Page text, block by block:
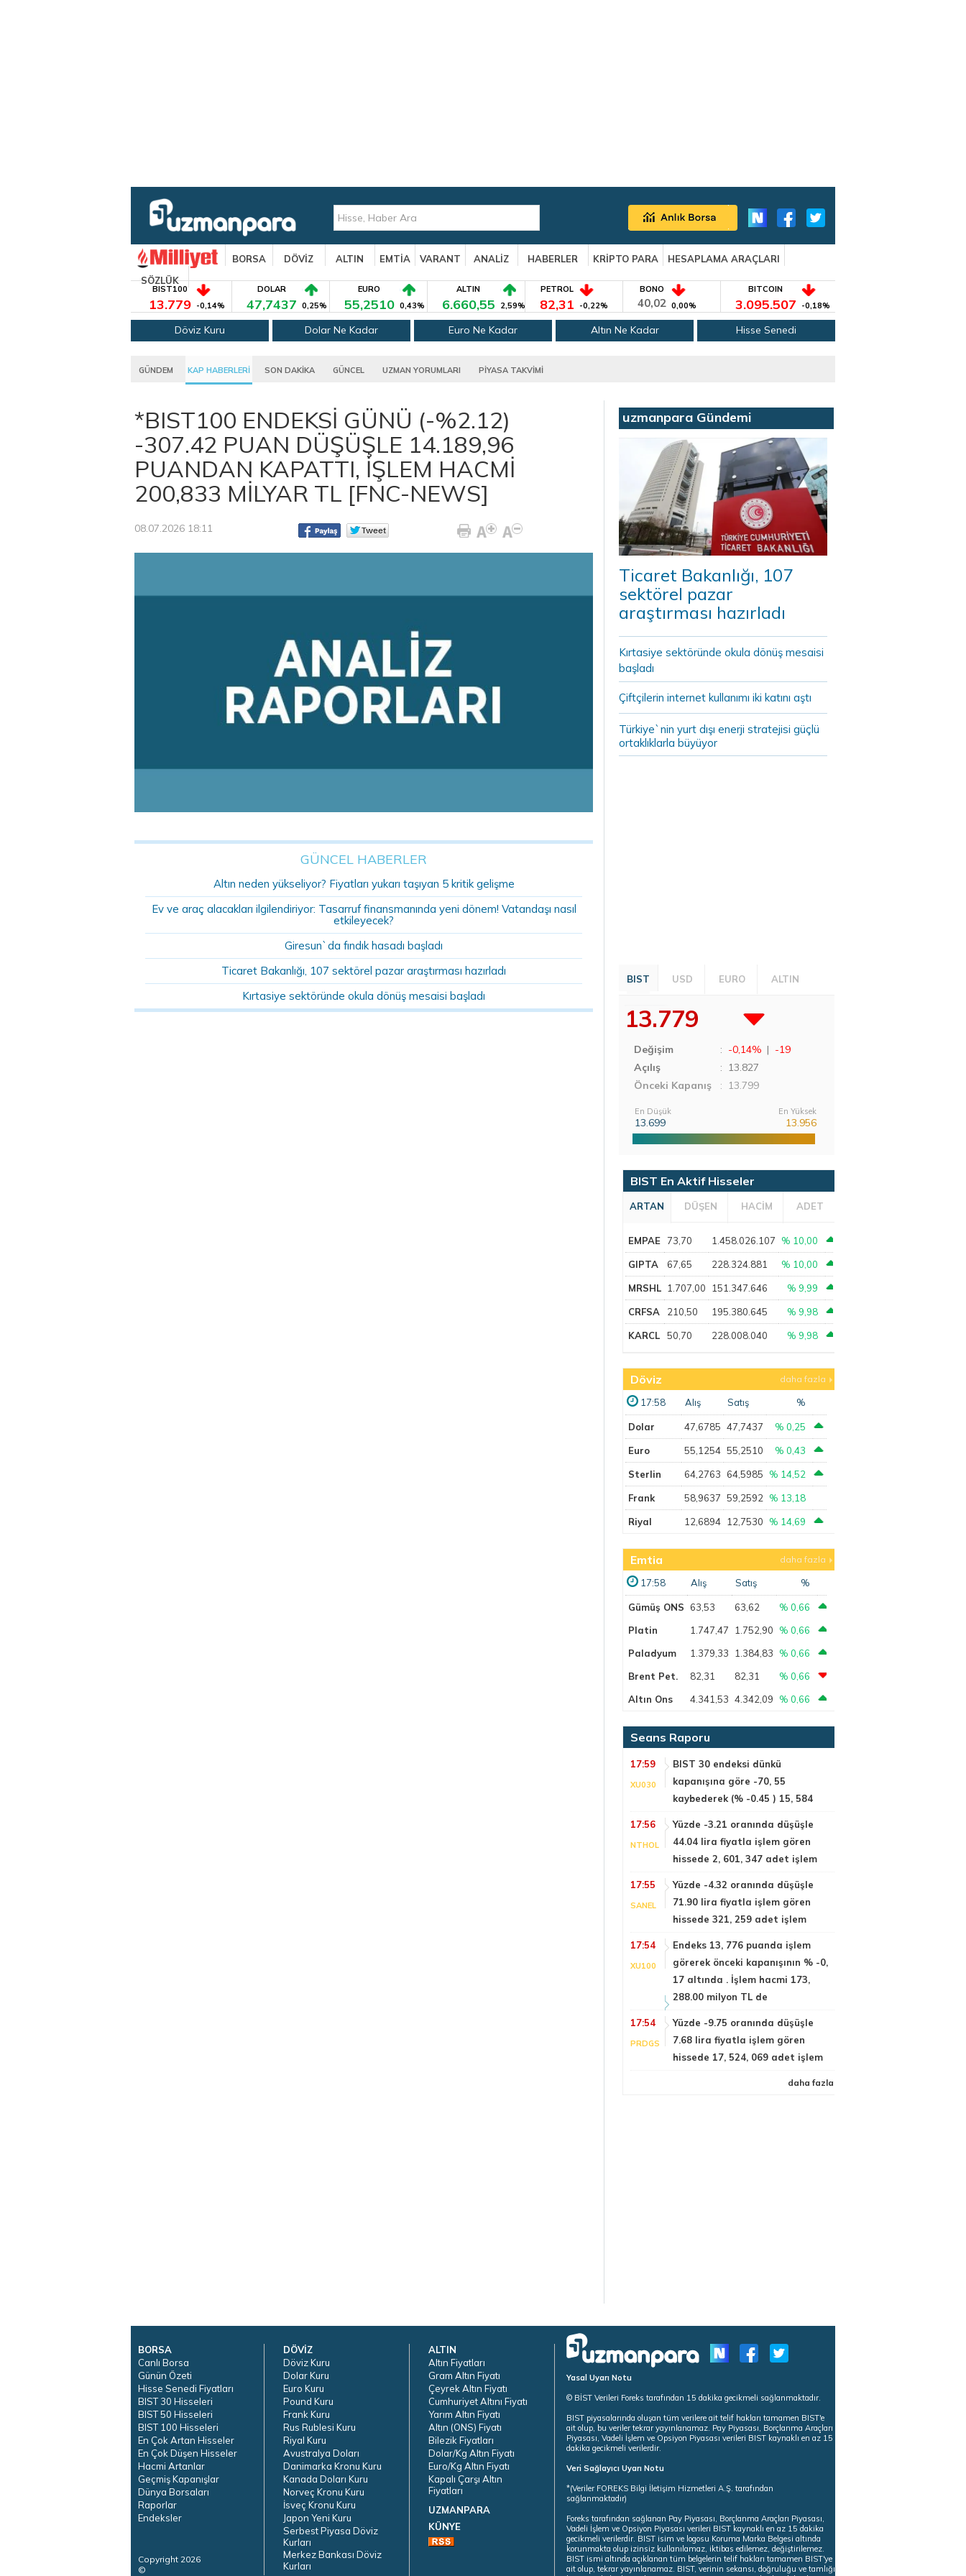
BORSA DÖVİZ ALTIN EMTİA VARANT ANALİZ HABERLER KRİPTO PARA
HESAPLAMA ARAÇLARI
SÖZLÜK
BIST100
13.779 -0,14%
DOLAR
47,7437 0,25%
EURO
55,2510 0,43%
ALTIN
6.660,55 2,59%
PETROL
82,31 -0,22%
BONO
40,02 0,00%
BITCOIN
3.095.507 -0,18%
Döviz Kuru Dolar Ne Kadar Euro Ne Kadar Altın Ne Kadar Hisse Senedi
GÜNDEM KAP HABERLERİ SON DAKİKA GÜNCEL UZMAN YORUMLARI PİYASA TAKVİMİ
*BIST100 ENDEKSİ GÜNÜ (-%2.12)
-307.42 PUAN DÜŞÜŞLE 14.189,96
PUANDAN KAPATTI, İŞLEM HACMİ
200,833 MİLYAR TL [FNC-NEWS]
08.07.2026 18:11
GÜNCEL HABERLER
Altın neden yükseliyor? Fiyatları yukarı taşıyan 5 kritik gelişme
Ev ve araç alacakları ilgilendiriyor: Tasarruf finansmanında yeni dönem! Vatandaşı nasıl
etkileyecek?
Giresun`da fındık hasadı başladı
Ticaret Bakanlığı, 107 sektörel pazar araştırması hazırladı
Kırtasiye sektöründe okula dönüş mesaisi başladı
uzmanpara Gündemi
Ticaret Bakanlığı, 107
sektörel pazar
araştırması hazırladı
Kırtasiye sektöründe okula dönüş mesaisi
başladı
Çiftçilerin internet kullanımı iki katını aştı
Türkiye`nin yurt dışı enerji stratejisi güçlü
ortaklıklarla büyüyor
BIST USD EURO ALTIN
13.779
Değişim : -0,14% | -19
Açılış
: 13.827
Önceki Kapanış
: 13.799
En Düşük
13.699
En Yüksek
13.956
BIST En Aktif Hisseler
ARTAN DÜŞEN HACİM ADET
EMPAE 73,70 1.458.026.107 % 10,00
GIPTA 67,65 228.324.881 % 10,00
MRSHL 1.707,00 151.347.646 % 9,99
CRFSA 210,50 195.380.645 % 9,98
KARCL 50,70 228.008.040 % 9,98
Döviz daha fazla
17:58 Alış Satış %
Dolar 47,6785 47,7437 % 0,25
Euro 55,1254 55,2510 % 0,43
Sterlin 64,2763 64,5985 % 14,52
Frank 58,9637 59,2592 % 13,18
Riyal 12,6894 12,7530 % 14,69
Emtia daha fazla
17:58 Alış Satış %
Gümüş ONS 63,53 63,62
% 0,66
Platin
1.747,47 1.752,90
% 0,66
Paladyum
1.379,33 1.384,83
% 0,66
Brent Pet.
82,31 82,31
% 0,66
Altın Ons
4.341,53 4.342,09 % 0,66
Seans Raporu
17:59
XU030
BIST 30 endeksi dünkü
kapanışına göre -70, 55
kaybederek (% -0.45 ) 15, 584
17:56
NTHOL
Yüzde -3.21 oranında düşüşle
44.04 lira fiyatla işlem gören
hissede 2, 601, 347 adet işlem
17:55
SANEL
Yüzde -4.32 oranında düşüşle
71.90 lira fiyatla işlem gören
hissede 321, 259 adet işlem
17:54
XU100
Endeks 13, 776 puanda işlem
görerek önceki kapanışının % -0,
17 altında . İşlem hacmi 173,
288.00 milyon TL de
17:54
PRDGS
Yüzde -9.75 oranında düşüşle
7.68 lira fiyatla işlem gören
hissede 17, 524, 069 adet işlem
daha fazla
BORSA
Canlı Borsa
Günün Özeti
Hisse Senedi Fiyatları
BIST 30 Hisseleri
BIST 50 Hisseleri
BIST 100 Hisseleri
En Çok Artan Hisseler
En Çok Düşen Hisseler
Hacmi Artanlar
Geçmiş Kapanışlar
Dünya Borsaları
Raporlar
Endeksler
Copyright 2026
©
DÖVİZ
Döviz Kuru
Dolar Kuru
Euro Kuru
Pound Kuru
Frank Kuru
Rus Rublesi Kuru
Riyal Kuru
Avustralya Doları
Danimarka Kronu Kuru
Kanada Doları Kuru
Norveç Kronu Kuru
İsveç Kronu Kuru
Japon Yeni Kuru
Serbest Piyasa Döviz
Kurları
Merkez Bankası Döviz
Kurları
ALTIN
Altın Fiyatları
Gram Altın Fiyatı
Çeyrek Altın Fiyatı
Cumhuriyet Altını Fiyatı
Yarım Altın Fiyatı
Altın (ONS) Fiyatı
Bilezik Fiyatları
Dolar/Kg Altın Fiyatı
Euro/Kg Altın Fiyatı
Kapalı Çarşı Altın
Fiyatları
UZMANPARA
KÜNYE
Yasal Uyarı Notu
© BİST Verileri Foreks tarafından 15 dakika gecikmeli sağlanmaktadır.
BIST piyasalarında oluşan tüm verilere ait telif hakları tamamen BIST'e
ait olup, bu veriler tekrar yayınlanamaz. Pay Piyasası, Borçlanma Araçları
Piyasası, Vadeli İşlem ve Opsiyon Piyasası verileri BIST kaynaklı en az 15
dakika gecikmeli verilerdir.
Veri Sağlayıcı Uyarı Notu
*(Veriler FOREKS Bilgi İletişim Hizmetleri A.Ş. tarafından
sağlanmaktadır)
Foreks tarafından sağlanan Pay Piyasası, Borçlanma Araçları Piyasası,
Vadeli İşlem ve Opsiyon Piyasası verileri BIST kaynaklı en az 15 dakika
gecikmeli verilerdir. BIST isim ve logosu Koruma Marka Belgesi altında
korunmakta olup izinsiz kullanılamaz, iktibas edilemez, değiştirilemez.
BIST ismi altında açıklanan tüm belgelerin telif hakları tamamen BIST'ye
ait olup, tekrar yayınlanamaz. BIST, verinin sekansı, doğruluğu ve tamlığı